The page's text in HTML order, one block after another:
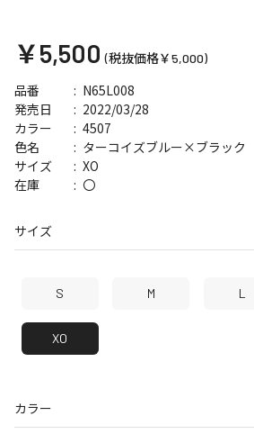
￥5,500 (税抜価格￥5,000)
品番 N65L008
発売日 2022/03/28
サイズ XO
カラー 4507
在庫 〇
色名 ターコイズブルー×ブラック
サイズ
S M L
XO
カラー